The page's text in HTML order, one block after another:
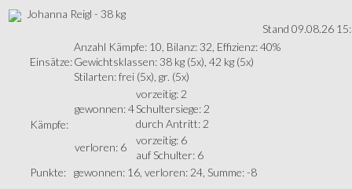
Johanna Reigl - 38 kg
Stand 09.08.26
Einsätze:
Anzahl Kämpfe: 10, Bilanz: 32, Effizienz: 40%
Gewichtsklassen: 38 kg (5x), 42 kg (5x)
Stilarten: frei (5x), gr. (5x)
Kämpfe:
gewonnen: 4
vorzeitig: 2
Schultersiege: 2
durch Antritt: 2
verloren: 6
vorzeitig: 6
auf Schulter: 6
Punkte: gewonnen: 16, verloren: 24, Summe: -8